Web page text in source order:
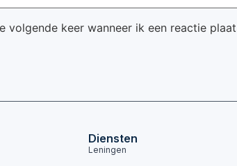
volgende keer wanneer ik een reactie
Diensten
Leningen